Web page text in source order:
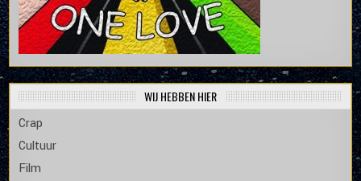
WIJ HEBBEN HIER
Crap
Cultuur
Film